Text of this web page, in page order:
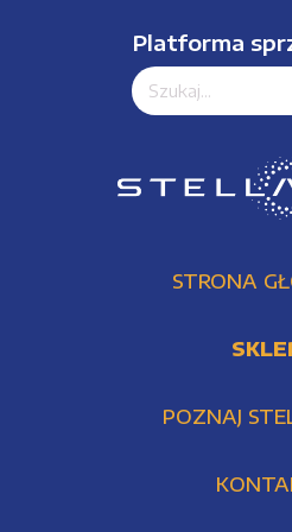
Platforma
STRONA
POZNAJ